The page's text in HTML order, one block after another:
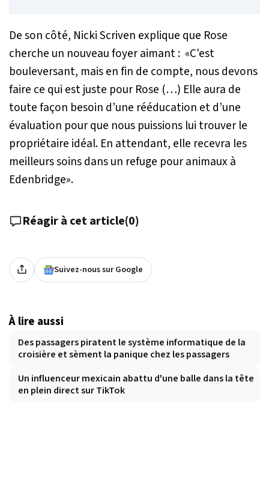
De son côté, Nicki Scriven explique que Rose
cherche un nouveau foyer aimant : «C'est
bouleversant, mais en fin de compte, nous devons
faire ce qui est juste pour Rose (…) Elle aura de
toute façon besoin d’une rééducation et d’une
évaluation pour que nous puissions lui trouver le
propriétaire idéal. En attendant, elle recevra les
meilleurs soins dans un refuge pour animaux à
Edenbridge».
Réagir à cet article(0)
Suivez-nous sur Google
À lire aussi
Des passagers piratent le système informatique de la
croisière et sèment la panique chez les passagers
Un influenceur mexicain abattu d'une balle dans la tête
en plein direct sur TikTok